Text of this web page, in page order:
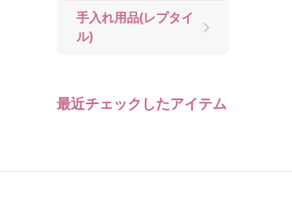
手入れ用品(レプタイ
ル)
最近チェックしたアイテム